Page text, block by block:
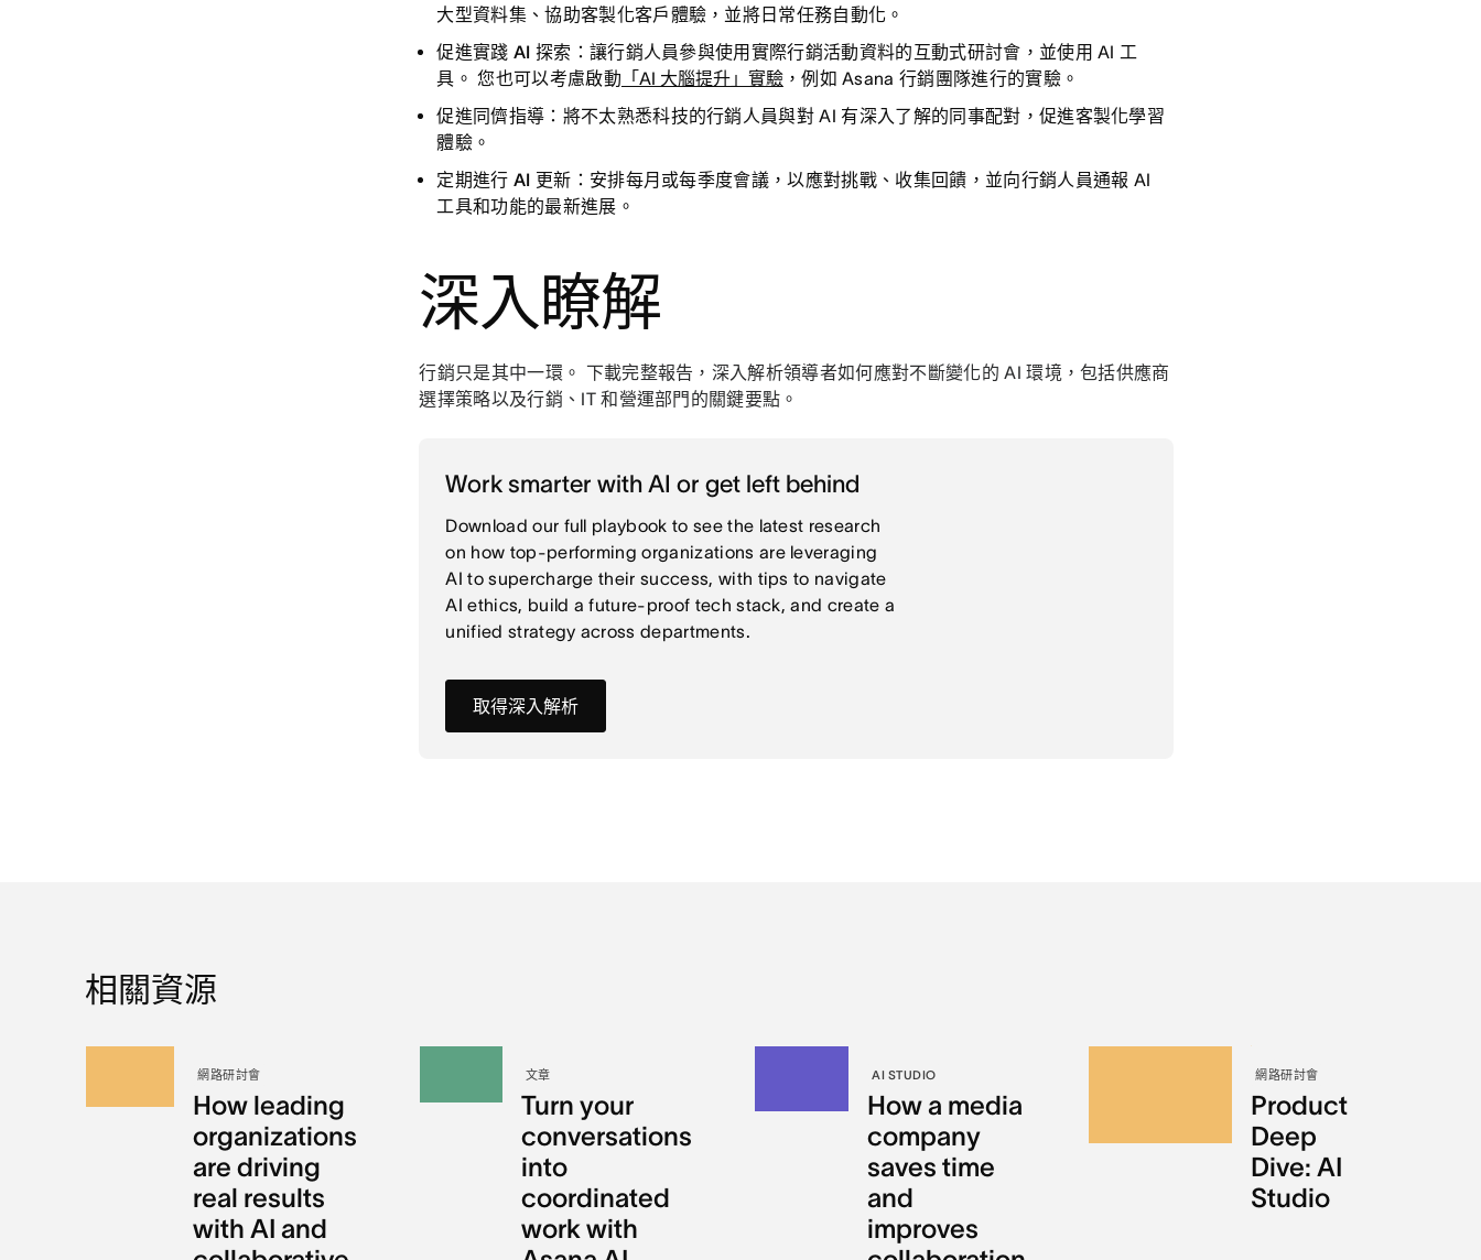
大型資料集、協助客製化客戶體驗，並將日常任務自動化。
促進實踐 AI 探索： 讓行銷人員參與使用實際行銷活動資料的互動式研討會，並使用 AI 工
具。 您也可以考慮啟動 「AI 大腦提升」實驗，例如 Asana 行銷團隊進行的實驗。
促進同儕指導： 將不太熟悉科技的行銷人員與對 AI 有深入了解的同事配對，促進客製化學習
體驗。
定期進行 AI 更新： 安排每月或每季度會議，以應對挑戰、收集回饋，並向行銷人員通報 AI
工具和功能的最新進展。
深入瞭解
行銷只是其中一環。 下載完整報告，深入解析領導者如何應對不斷變化的 AI 環境，包括供應商
選擇策略以及行銷、IT 和營運部門的關鍵要點。
Work smarter with AI or get left behind
Download our full playbook to see the latest research
on how top-performing organizations are leveraging
AI to supercharge their success, with tips to navigate
AI ethics, build a future-proof tech stack, and create a
unified strategy across departments.
取得深入解析
相關資源
網路研討會
How leading
organizations
are driving
real results
with AI and
文章
Turn your
conversations
into
coordinated
work with
AI STUDIO
How a media
company
saves time
and
improves
網路研討會
Product
Deep
Dive: AI
Studio